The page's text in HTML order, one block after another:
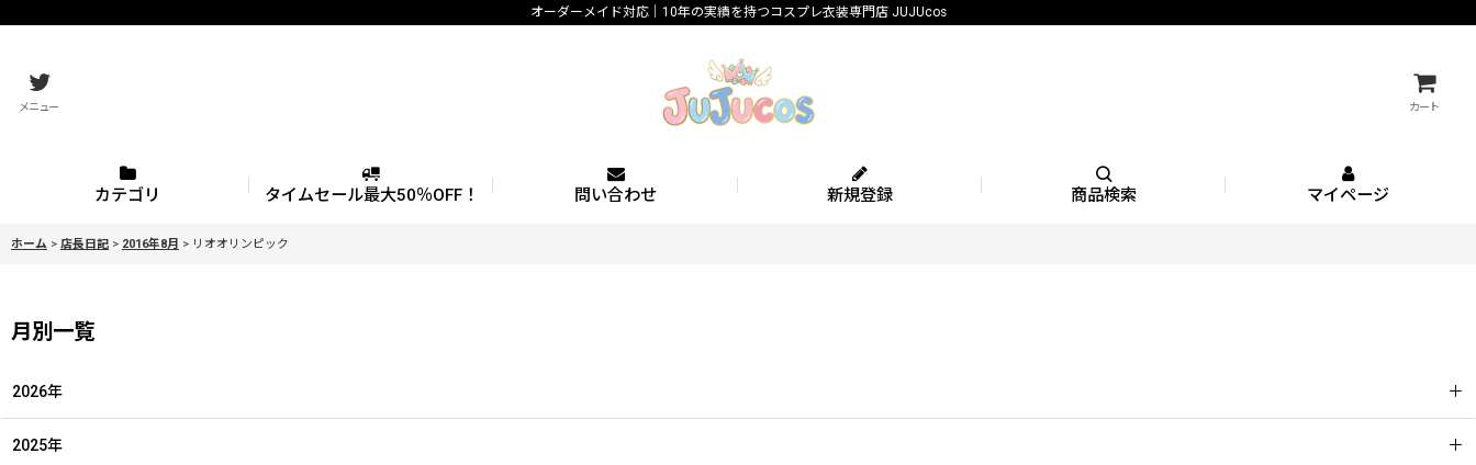
オーダーメイド対応｜10年の実績を持つコスプレ衣装専門店 JUJUcos
メニュー カート
カテゴリ タイムセール最大50％OFF！ 問い合わせ 新規登録 商品検索 マイページ
ホーム > 店長日記 > 2016年8月 > リオオリンピック
月別一覧
2026年
2025年